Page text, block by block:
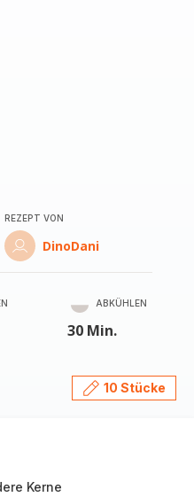
REZEPT VON
DinoDani
ABKÜHLEN
30 Min.
10 Stücke
Kerne